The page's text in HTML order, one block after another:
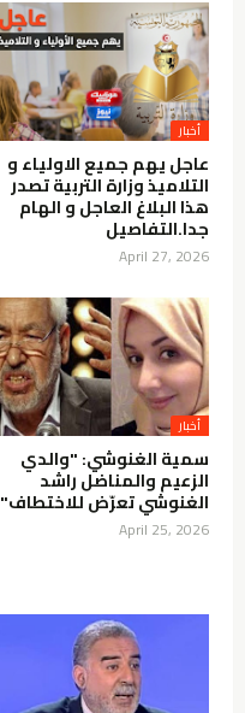
عاجل يهم جميع الاولياء و
التلاميذ وزارة التربية تصدر
هذا البلاغ العاجل و الهام
جدا.التفاصيل
April 27, 2026
سمية الغنوشي: "والدي
الزعيم والمناضل راشد
الغنوشي تعرّض للاختطاف"
April 25, 2026